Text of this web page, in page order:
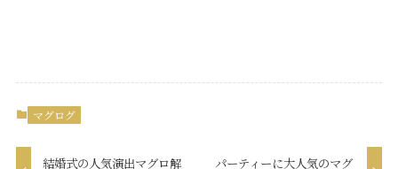
マグログ
結婚式の人気演出マグロ解
パーティーに大人気のマグ